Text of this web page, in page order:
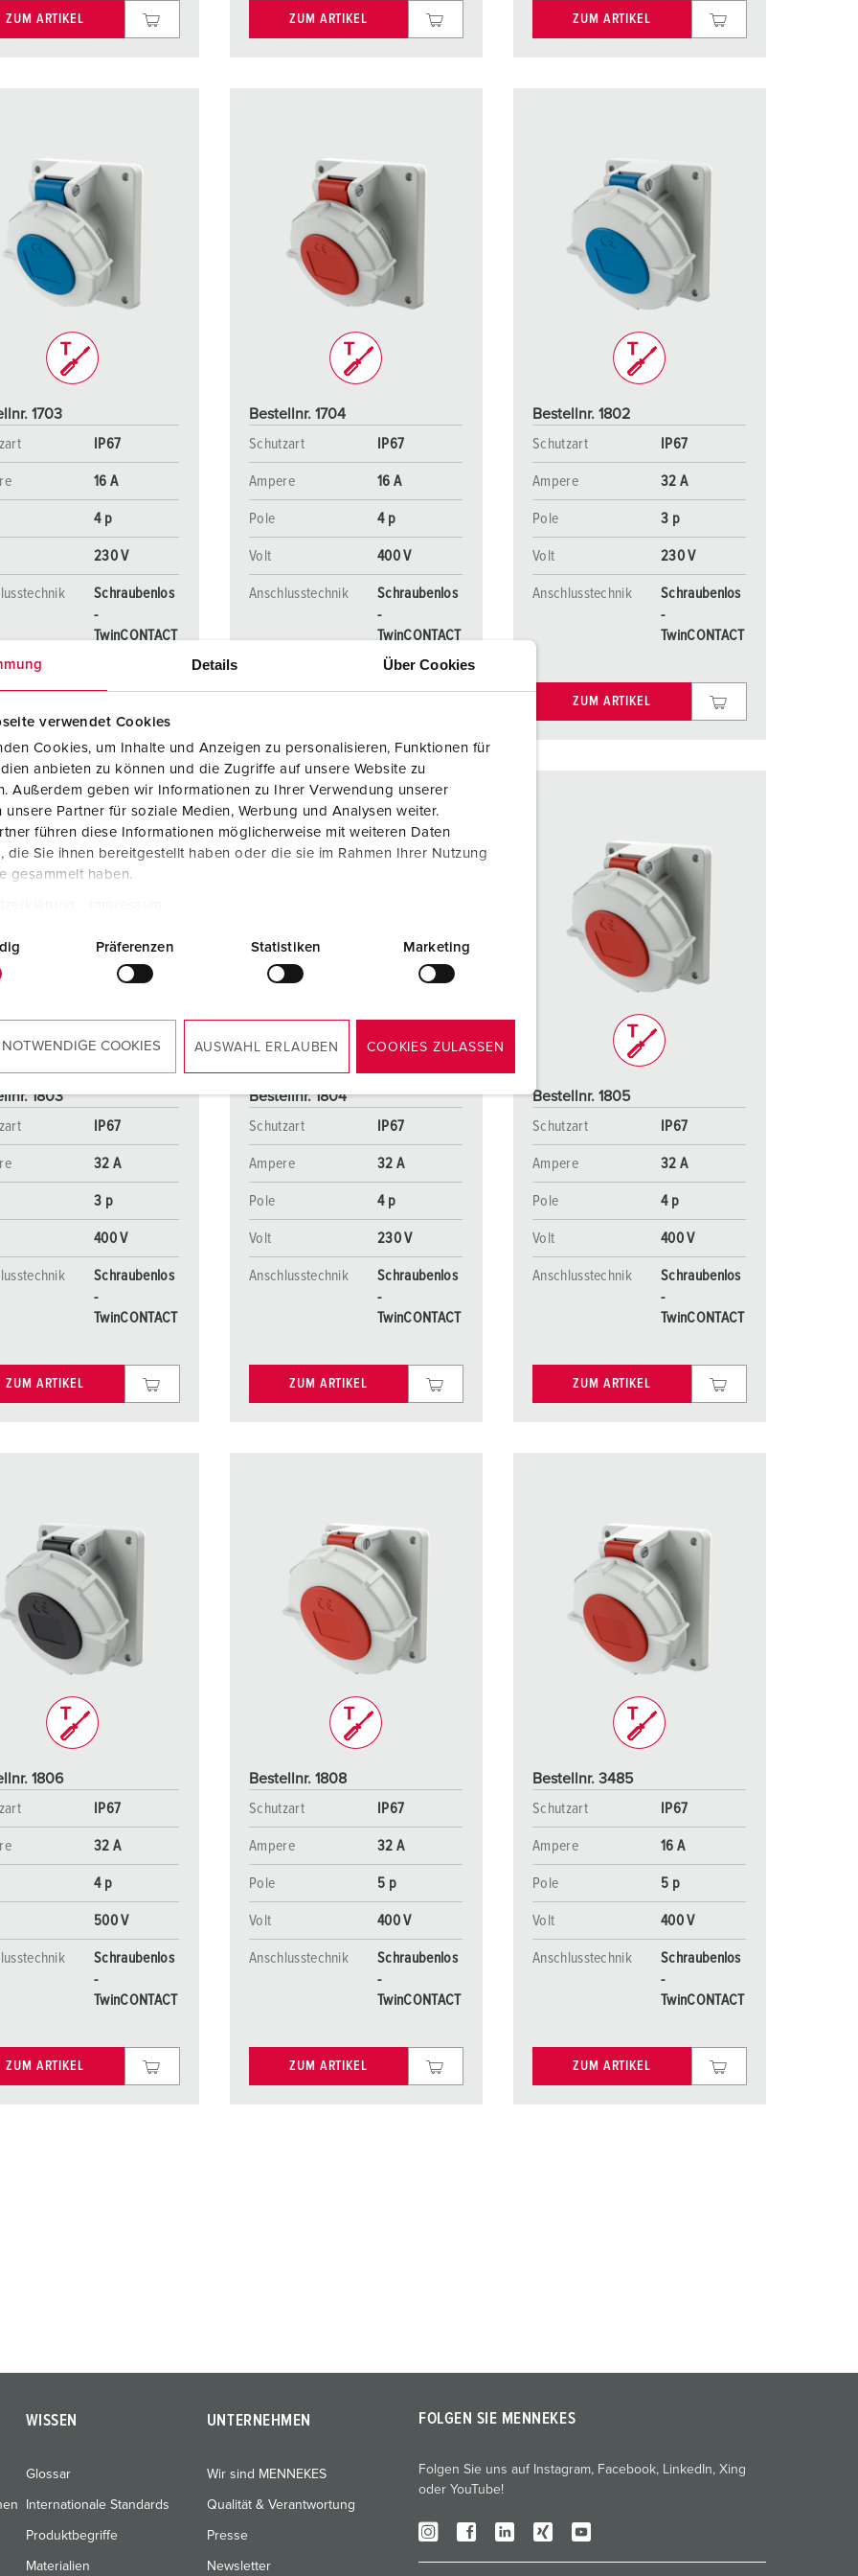
Details Über Cookies
verwendet Cookies
Cookies, um Inhalte und Anzeigen zu personalisieren, Funktionen für
anbieten zu können und die Zugriffe auf unsere Website zu
Außerdem geben wir Informationen zu Ihrer Verwendung unserer
unsere Partner für soziale Medien, Werbung und Analysen weiter.
führen diese Informationen möglicherweise mit weiteren Daten
die Sie ihnen bereitgestellt haben oder die sie im Rahmen Ihrer Nutzung
gesammelt haben.
Präferenzen Statistiken Marketing
COOKIES AUSWAHL ERLAUBEN COOKIES ZULASSEN
ZUM ARTIKEL ZUM ARTIKEL ZUM ARTIKEL
1703
IP67
16 A
4 p
230 V
Schraubenlos
-
TwinCONTACT
Bestellnr. 1704
Schutzart
IP67
Ampere 16 A
Pole 4 p
Volt 400 V
Anschlusstechnik
Schraubenlos
-
TwinCONTACT
Bestellnr. 1802
Schutzart
IP67
Ampere 32 A
Pole 3 p
Volt 230 V
Anschlusstechnik
Schraubenlos
-
TwinCONTACT
ZUM ARTIKEL
1803
IP67
32 A
3 p
400 V
Schraubenlos
-
TwinCONTACT
ZUM ARTIKEL
Bestellnr. 1804
Schutzart
IP67
Ampere 32 A
Pole 4 p
Volt 230 V
Anschlusstechnik
Schraubenlos
-
TwinCONTACT
ZUM ARTIKEL
Bestellnr. 1805
Schutzart
IP67
Ampere 32 A
Pole 4 p
Volt 400 V
Anschlusstechnik
Schraubenlos
-
TwinCONTACT
ZUM ARTIKEL
1806
IP67
32 A
4 p
500 V
Schraubenlos
-
TwinCONTACT
ZUM ARTIKEL
Bestellnr. 1808
Schutzart
IP67
Ampere 32 A
Pole 5 p
Volt 400 V
Anschlusstechnik
Schraubenlos
-
TwinCONTACT
ZUM ARTIKEL
Bestellnr. 3485
Schutzart
IP67
Ampere 16 A
Pole 5 p
Volt 400 V
Anschlusstechnik
Schraubenlos
-
TwinCONTACT
ZUM ARTIKEL
WISSEN
Glossar
Internationale Standards
Produktbegriffe
Materialien
UNTERNEHMEN
Wir sind MENNEKES
Qualität & Verantwortung
Presse
Newsletter
FOLGEN SIE MENNEKES
Folgen Sie uns auf Instagram, Facebook, LinkedIn, Xing
oder YouTube!